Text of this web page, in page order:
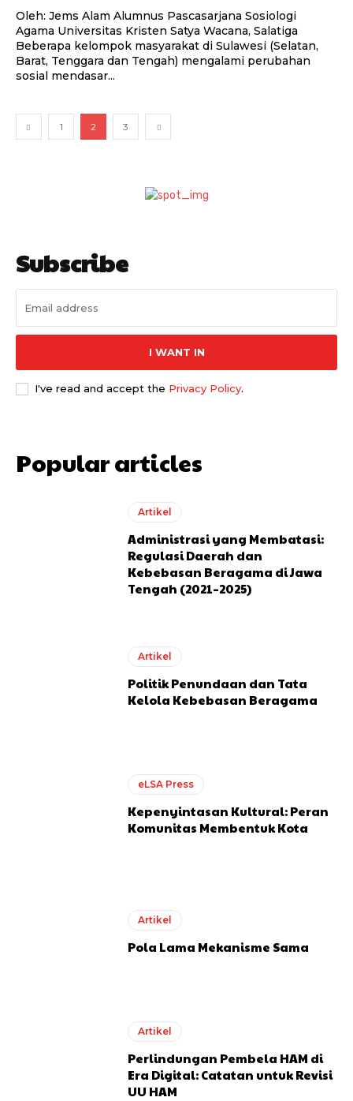
Oleh: Jems Alam Alumnus Pascasarjana Sosiologi
Agama Universitas Kristen Satya Wacana, Salatiga
Beberapa kelompok masyarakat di Sulawesi (Selatan,
Barat, Tenggara dan Tengah) mengalami perubahan
sosial mendasar...
1 2 3
Subscribe
I WANT IN
I've read and accept the Privacy Policy.
Popular articles
Artikel
Administrasi yang Membatasi:
Regulasi Daerah dan
Kebebasan Beragama di Jawa
Tengah (2021–2025)
Artikel
Politik Penundaan dan Tata
Kelola Kebebasan Beragama
eLSA Press
Kepenyintasan Kultural: Peran
Komunitas Membentuk Kota
Artikel
Pola Lama Mekanisme Sama
Artikel
Perlindungan Pembela HAM di
Era Digital: Catatan untuk Revisi
UU HAM